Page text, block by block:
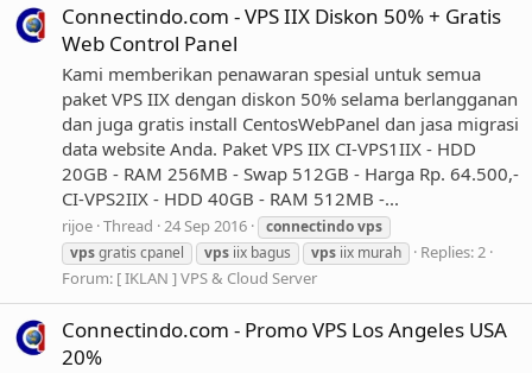
Connectindo.com - VPS IIX Diskon 50% + Gratis
Web Control Panel
Kami memberikan penawaran spesial untuk semua
paket VPS IIX dengan diskon 50% selama berlangganan
dan juga gratis install CentosWebPanel dan jasa migrasi
data website Anda. Paket VPS IIX CI-VPS1IIX - HDD
20GB - RAM 256MB - Swap 512GB - Harga Rp. 64.500,-
CI-VPS2IIX - HDD 40GB - RAM 512MB -...
rijoe Thread 24 Sep 2016 connectindovps
vpsgratis cpanel vps iix bagus vps iix murah
Replies: 2
Forum: [ IKLAN ] VPS & Cloud Server
Connectindo.com - Promo VPS Los Angeles USA
20%